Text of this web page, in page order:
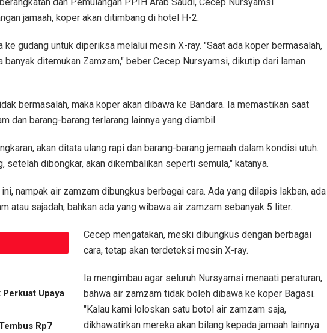
jamaah, koper akan ditimbang di hotel H-2.
ke gudang untuk diperiksa melalui mesin X-ray. "Saat ada koper bermasalah,
banyak ditemukan Zamzam," beber Cecep Nursyamsi, dikutip dari laman
bermasalah, maka koper akan dibawa ke Bandara. Ia memastikan saat
dan barang-barang terlarang lainnya yang diambil.
akan ditata ulang rapi dan barang-barang jemaah dalam kondisi utuh.
setelah dibongkar, akan dikembalikan seperti semula," katanya.
nampak air zamzam dibungkus berbagai cara. Ada yang dilapis lakban, ada
atau sajadah, bahkan ada yang wibawa air zamzam sebanyak 5 liter.
Upaya
Rp7
Cecep mengatakan, meski dibungkus dengan berbagai
cara, tetap akan terdeteksi mesin X-ray.
Ia mengimbau agar seluruh Nursyamsi menaati peraturan,
bahwa air zamzam tidak boleh dibawa ke koper Bagasi.
"Kalau kami loloskan satu botol air zamzam saja,
dikhawatirkan mereka akan bilang kepada jamaah lainnya